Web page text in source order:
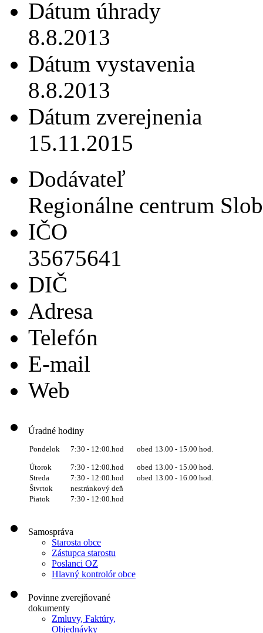
Dátum úhrady
8.8.2013
Dátum vystavenia
8.8.2013
Dátum zverejnenia
15.11.2015
Dodávateľ
Regionálne centrum
IČO
35675641
DIČ
Adresa
Telefón
E-mail
Web
Úradné hodiny
Pondelok 7:30 - 12:00.hod obed 13.00 - 15.00 hod.
Útorok 7:30 - 12:00.hod obed 13.00 - 15.00 hod.
Streda
7:30 - 12:00.hod obed 13.00 - 16.00 hod.
Štvrtok
nestránkový deň
Piatok
7:30 - 12:00.hod
Samospráva
Starosta obce
Zástupca starostu
Poslanci OZ
Hlavný kontrolór obce
Povinne zverejňované
dokumenty
Zmluvy, Faktúry,
Objednávky